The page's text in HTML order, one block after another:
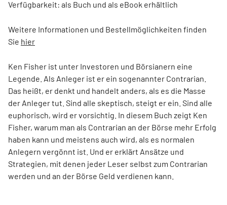
Verfügbarkeit: als Buch und als eBook erhältlich
Weitere Informationen und Bestellmöglichkeiten finden
Sie hier
Ken Fisher ist unter Investoren und Börsianern eine
Legende. Als Anleger ist er ein sogenannter Contrarian.
Das heißt, er denkt und handelt anders, als es die Masse
der Anleger tut. Sind alle skeptisch, steigt er ein. Sind alle
euphorisch, wird er vorsichtig. In diesem Buch zeigt Ken
Fisher, warum man als Contrarian an der Börse mehr Erfolg
haben kann und meistens auch wird, als es normalen
Anlegern vergönnt ist. Und er erklärt Ansätze und
Strategien, mit denen jeder Leser selbst zum Contrarian
werden und an der Börse Geld verdienen kann.